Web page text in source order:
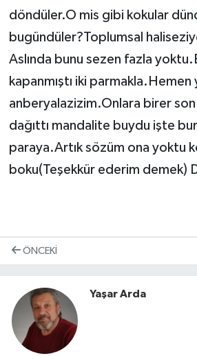
döndüler.O mis gibi kokular
bugündüler?Toplumsal
Aslında bunu sezen fazla
kapanmıştı iki
anberyalazizim.Onlara birer
dağıttı mandalite buydu işte
paraya.Artık sözüm ona yoktu
boku(Teşekkür ederim demek)
ÖNCEKI
Yaşar Arda